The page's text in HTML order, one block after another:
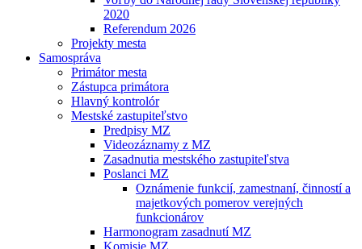
2020
Referendum 2026
Projekty mesta
Samospráva
Primátor mesta
Zástupca primátora
Hlavný kontrolór
Mestské zastupiteľstvo
Predpisy MZ
Videozáznamy z MZ
Zasadnutia mestského zastupiteľstva
Poslanci MZ
Oznámenie funkcií, zamestnaní, činností a
majetkových pomerov verejných
funkcionárov
Harmonogram zasadnutí MZ
Komisie MZ